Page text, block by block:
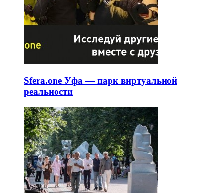
Sfera.one Уфа — парк виртуальной
реальности